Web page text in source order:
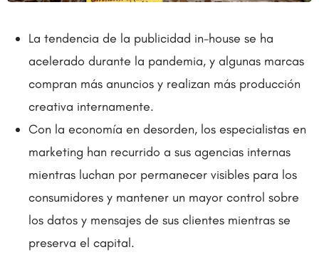
La tendencia de la publicidad in-house se ha
acelerado durante la pandemia, y algunas marcas
compran más anuncios y realizan más producción
creativa internamente.
Con la economía en desorden, los especialistas en
marketing han recurrido a sus agencias internas
mientras luchan por permanecer visibles para los
consumidores y mantener un mayor control sobre
los datos y mensajes de sus clientes mientras se
preserva el capital.